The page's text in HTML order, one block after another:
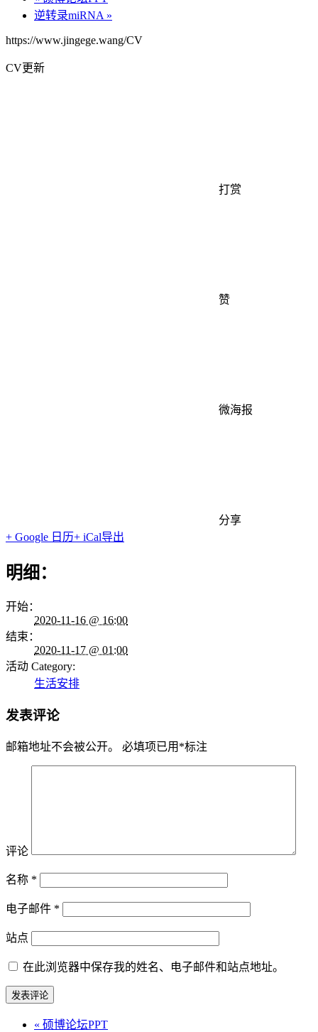
逆转录miRNA »
https://www.jingege.wang/CV
CV更新
打赏
赞
微海报
分享
+ Google 日历+ iCal导出
明细：
开始：
2020-11-16 @ 16:00
结束：
2020-11-17 @ 01:00
活动 Category:
生活安排
发表评论
邮箱地址不会被公开。 必填项已用 *标注
评论
名称 *
电子邮件 *
站点
在此浏览器中保存我的姓名、电子邮件和站点地址。
« 硕博论坛PPT